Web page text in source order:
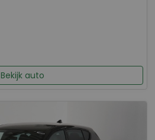
Bekijk auto